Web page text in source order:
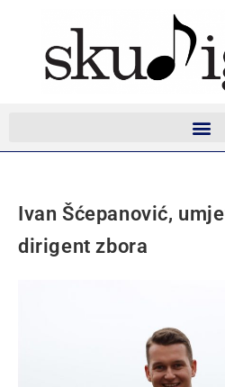
Ivan Šćepanović,
dirigent zbora